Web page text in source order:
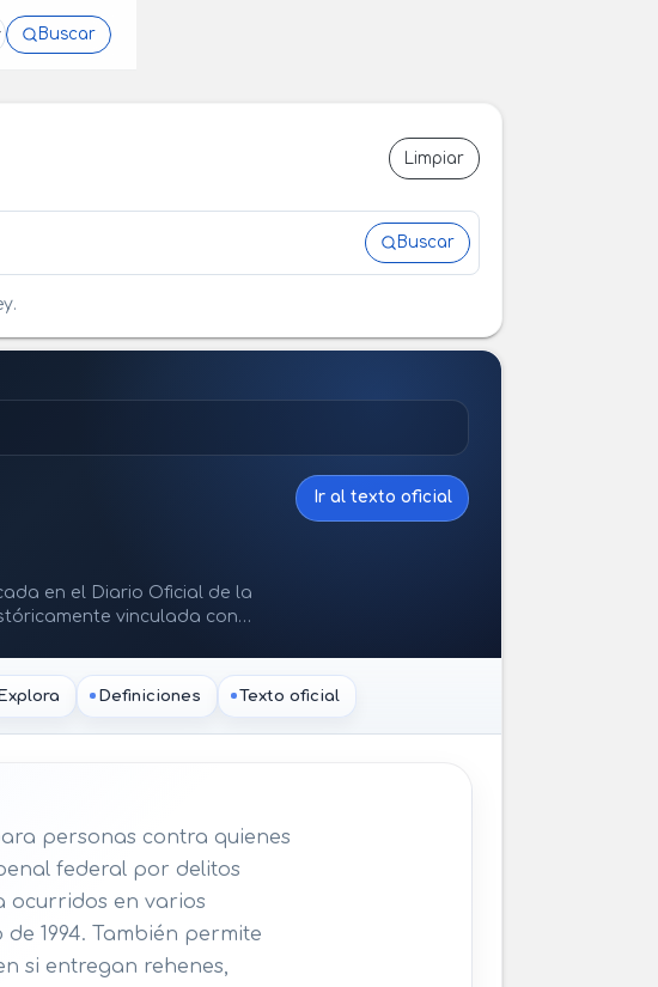
Buscar
Limpiar
Buscar
en el Diario Oficial de la
vinculada con
Ir al texto oficial
Definiciones Texto oficial
personas contra quienes
federal por delitos
ocurridos en varios
1994. También permite
si entregan rehenes,